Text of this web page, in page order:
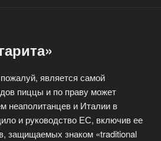
является самой
пиццы и по праву может
неаполитанцев и Италии в
и руководство ЕС, включив ее
защищаемых знаком «traditional